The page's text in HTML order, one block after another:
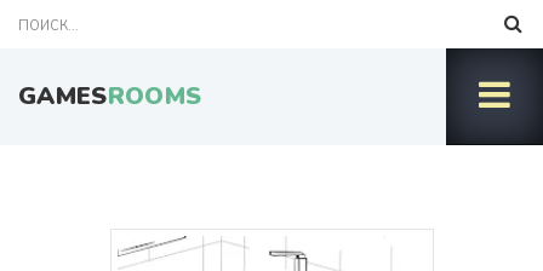
GAMESROOMS